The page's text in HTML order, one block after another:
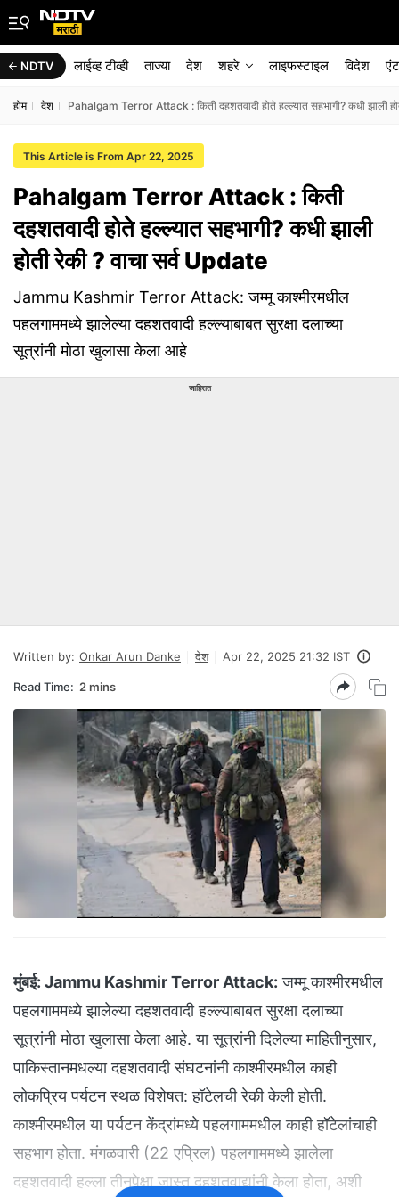
NDTV लाईव्ह टीव्ही ताज्या देश शहरे लाइफस्टाइल विदेश
होम देश Pahalgam Terror Attack : किती दहशतवादी होते हल्ल्यात सहभागी? कधी झाली
This Article is From Apr 22, 2025
Pahalgam Terror Attack : किती
दहशतवादी होते हल्ल्यात सहभागी? कधी झाली
होती रेकी ? वाचा सर्व Update
Jammu Kashmir Terror Attack: जम्मू काश्मीरमधील
पहलगाममध्ये झालेल्या दहशतवादी हल्ल्याबाबत सुरक्षा दलाच्या
सूत्रांनी मोठा खुलासा केला आहे
जाहिरात
Written by: Onkar Arun Danke देश Apr 22, 2025 21:32 IST
Read Time: 2 mins
मुंबई: Jammu Kashmir Terror Attack: जम्मू काश्मीरमधील
पहलगाममध्ये झालेल्या दहशतवादी हल्ल्याबाबत सुरक्षा दलाच्या
सूत्रांनी मोठा खुलासा केला आहे. या सूत्रांनी दिलेल्या माहितीनुसार,
पाकिस्तानमधल्या दहशतवादी संघटनांनी काश्मीरमधील काही
लोकप्रिय पर्यटन स्थळ विशेषत: हॉटेलची रेकी केली होती.
काश्मीरमधील या पर्यटन केंद्रांमध्ये पहलगाममधील काही हॉटेलांचाही
सहभाग होता. मंगळवारी (22 एप्रिल) पहलगाममध्ये झालेला
दहशतवादी हल्ला तीनपेक्षा जास्त दहशतवाद्यांनी केला होता, अशी